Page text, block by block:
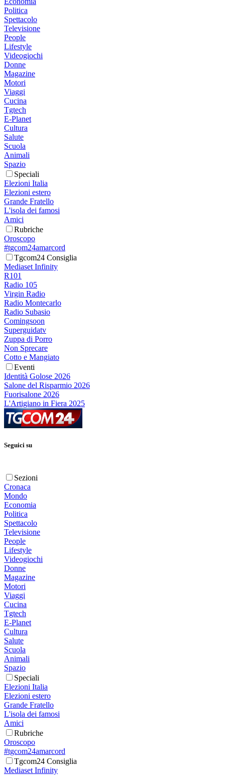
Politica
Spettacolo
Televisione
People
Lifestyle
Videogiochi
Donne
Magazine
Motori
Viaggi
Cucina
Tgtech
E-Planet
Cultura
Salute
Scuola
Animali
Spazio
Speciali
Elezioni Italia
Elezioni estero
Grande Fratello
L'isola dei famosi
Amici
Rubriche
Oroscopo
#tgcom24amarcord
Tgcom24 Consiglia
Mediaset Infinity
R101
Radio 105
Virgin Radio
Radio Montecarlo
Radio Subasio
Comingsoon
Superguidatv
Zuppa di Porro
Non Sprecare
Cotto e Mangiato
Eventi
Identità Golose 2026
Salone del Risparmio 2026
Fuorisalone 2026
L'Artigiano in Fiera 2025
Seguici su
Sezioni
Cronaca
Mondo
Economia
Politica
Spettacolo
Televisione
People
Lifestyle
Videogiochi
Donne
Magazine
Motori
Viaggi
Cucina
Tgtech
E-Planet
Cultura
Salute
Scuola
Animali
Spazio
Speciali
Elezioni Italia
Elezioni estero
Grande Fratello
L'isola dei famosi
Amici
Rubriche
Oroscopo
#tgcom24amarcord
Tgcom24 Consiglia
Mediaset Infinity